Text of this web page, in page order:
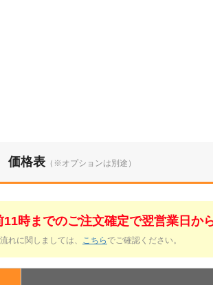
価格表 （※オプションは別途）
時までのご注文確定で翌営業日か
れに関しましては、 こちら でご確認ください。